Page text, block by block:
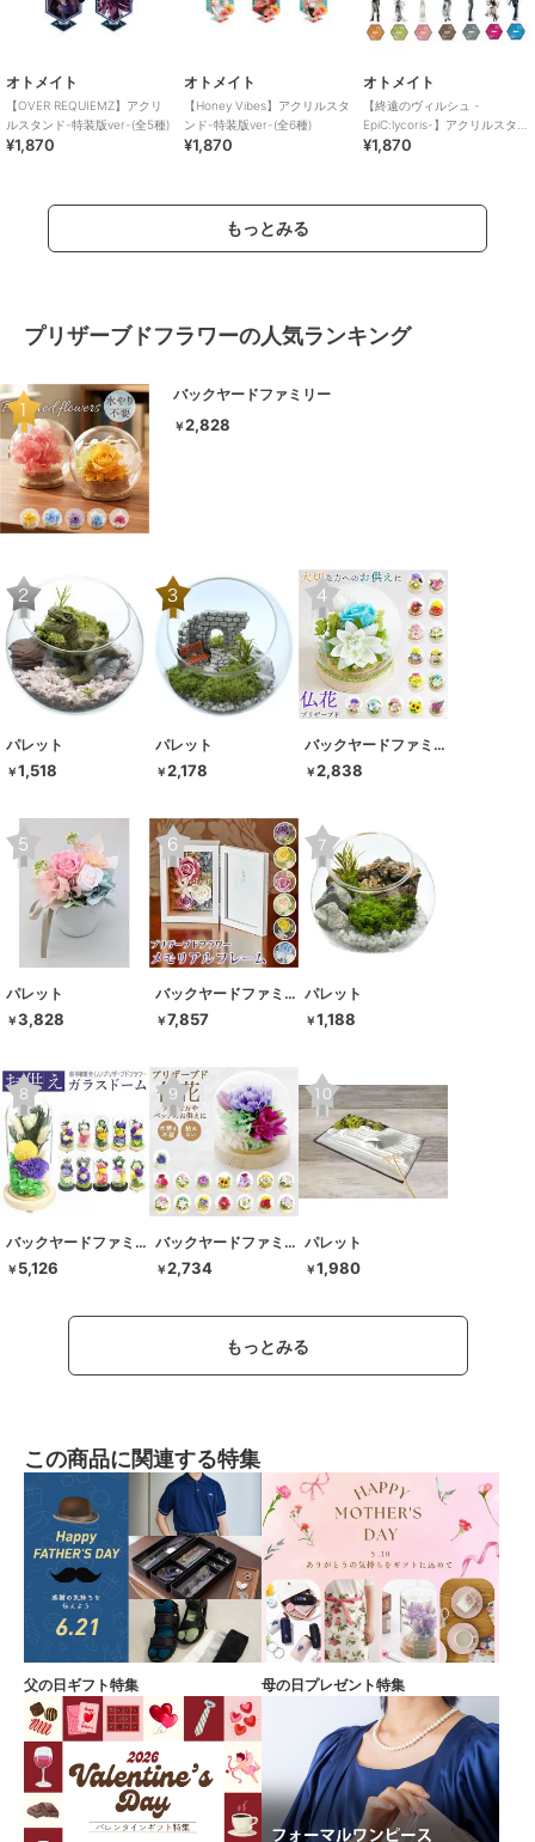
オトメイト
【OVER REQUIEMZ】アクリ
ルスタンド-特装版ver-(全5種)
¥1,870
オトメイト
【Honey Vibes】アクリルスタ
ンド-特装版ver-(全6種)
¥1,870
オトメイト
【終遠のヴィルシュ -
EpiC:lycoris-】アクリルスタン
ド(全15種)
¥1,870
もっとみる
プリザーブドフラワーの人気ランキング
バックヤードファミリー
￥2,828
パレット
￥1,518
パレット
￥2,178
バックヤードファミリー
￥2,838
パレット
￥3,828
バックヤードファミリー
￥7,857
パレット
￥1,188
バックヤードファミリー
￥ 5,126
バックヤードファミリー
￥2,734
パレット
￥1,980
もっとみる
この商品に関連する特集
父の日ギフト特集 母の日プレゼント特集